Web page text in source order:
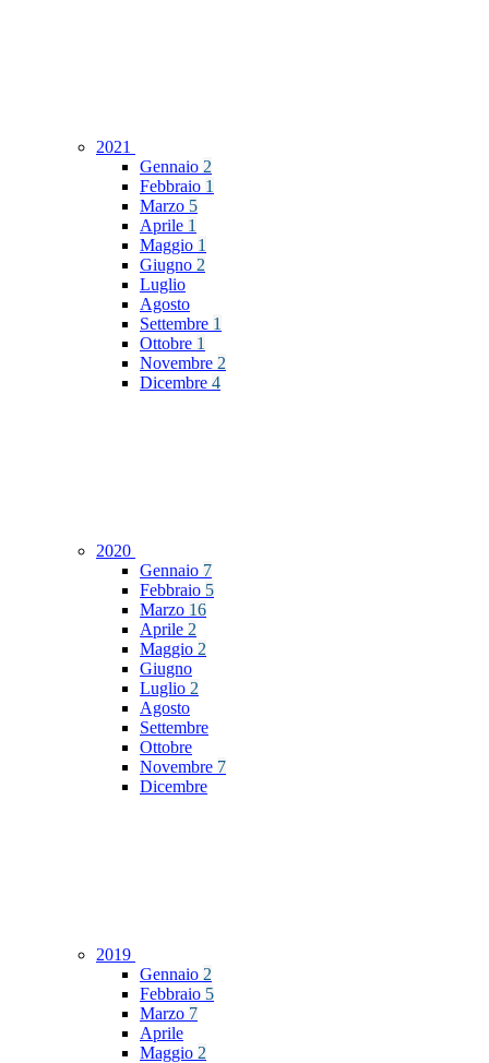
2021
Gennaio 2
Febbraio 1
Marzo 5
Aprile 1
Maggio 1
Giugno 2
Luglio
Agosto
Settembre 1
Ottobre 1
Novembre 2
Dicembre 4
2020
Gennaio 7
Febbraio 5
Marzo 16
Aprile 2
Maggio 2
Giugno
Luglio 2
Agosto
Settembre
Ottobre
Novembre 7
Dicembre
2019
Gennaio 2
Febbraio 5
Marzo 7
Aprile
Maggio 2